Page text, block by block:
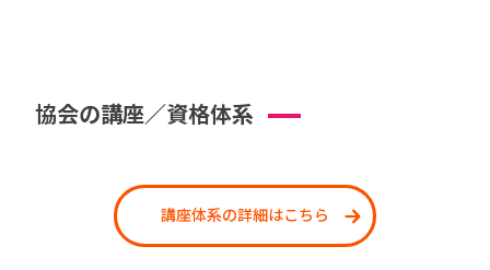
協会の講座／資格体系
講座体系の詳細はこちら